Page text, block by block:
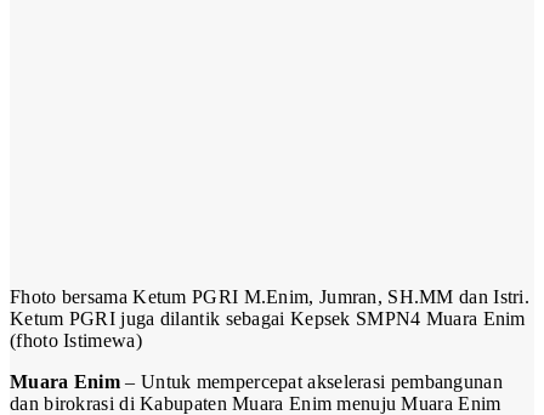
Fhoto bersama Ketum PGRI M.Enim, Jumran, SH.MM dan Istri.
Ketum PGRI juga dilantik sebagai Kepsek SMPN4 Muara Enim
(fhoto Istimewa)
Muara Enim – Untuk mempercepat akselerasi pembangunan
dan birokrasi di Kabupaten Muara Enim menuju Muara Enim